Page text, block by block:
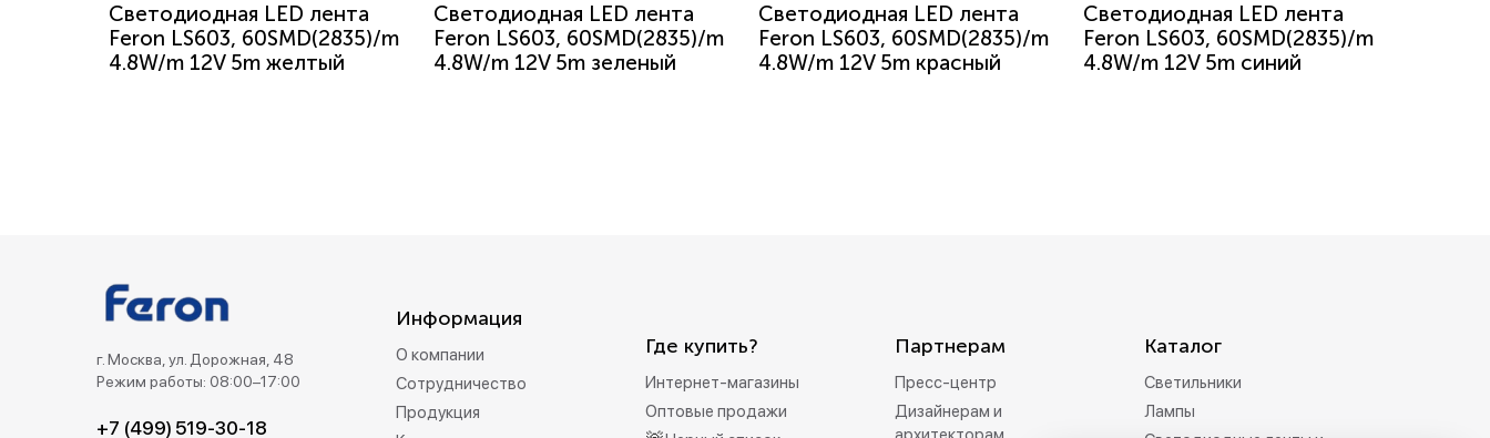
Светодиодная LED лента
Feron LS603, 60SMD(2835)/m
4.8W/m 12V 5m желтый
Светодиодная LED лента
Feron LS603, 60SMD(2835)/m
4.8W/m 12V 5m зеленый
Светодиодная LED лента
Feron LS603, 60SMD(2835)/m
4.8W/m 12V 5m красный
Светодиодная LED лента
Feron LS603, 60SMD(2835)/m
4.8W/m 12V 5m синий
г. Москва, ул. Дорожная, 48
Режим работы: 08:00–17:00
+7 (499) 519-30-18
Информация
О компании
Сотрудничество
Продукция
Где купить?
Интернет-магазины
Оптовые продажи
Партнерам
Пресс-центр
Дизайнерам и
Каталог
Светильники
Лампы